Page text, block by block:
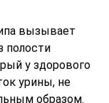
вызывает
полости
у здорового
урины, не
образом.